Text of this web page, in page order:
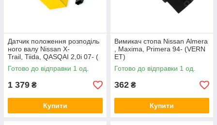
Датчик положення розподіль
ного валу Nissan X-
Trail, Tiida, QASQAI 2,0i 07- (
HELLA)
Готово до відправки 1 од.
1 379 ₴
Купити
Вимикач стопа Nissan Almera
, Maxima, Primera 94- (VERN
ET)
Готово до відправки 1 од.
362 ₴
Купити